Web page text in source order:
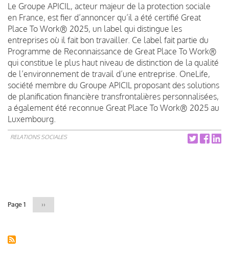
Le Groupe APICIL, acteur majeur de la protection sociale
en France, est fier d’annoncer qu’il a été certifié Great
Place To Work® 2025, un label qui distingue les
entreprises où il fait bon travailler. Ce label fait partie du
Programme de Reconnaissance de Great Place To Work®
qui constitue le plus haut niveau de distinction de la qualité
de l’environnement de travail d’une entreprise. OneLife,
société membre du Groupe APICIL proposant des solutions
de planification financière transfrontalières personnalisées,
a également été reconnue Great Place To Work® 2025 au
Luxembourg.
RELATIONS SOCIALES
Page 1
Page
››